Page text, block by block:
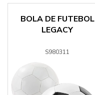
BOLA DE FUTEBOL
LEGACY
S980311